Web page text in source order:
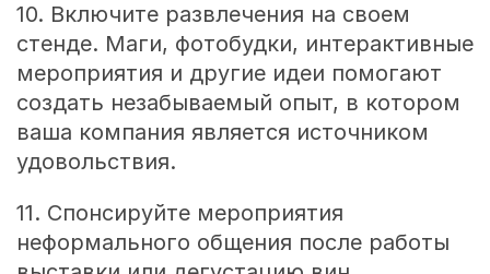
10. Включите развлечения на своем
стенде. Маги, фотобудки, интерактивные
мероприятия и другие идеи помогают
создать незабываемый опыт, в котором
ваша компания является источником
удовольствия.
11. Спонсируйте мероприятия
неформального общения после работы